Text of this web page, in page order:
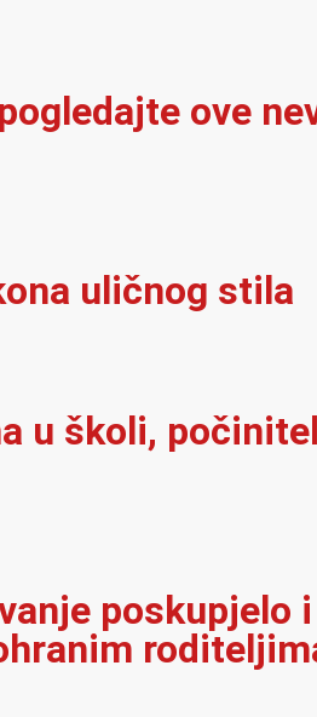
ove
uličnog stila
u školi,
poskupjelo